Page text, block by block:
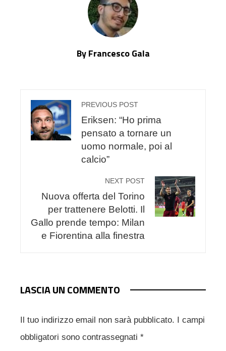
By Francesco Gala
PREVIOUS POST
Eriksen: “Ho prima
pensato a tornare un
uomo normale, poi al
calcio”
NEXT POST
Nuova offerta del Torino
per trattenere Belotti. Il
Gallo prende tempo: Milan
e Fiorentina alla finestra
LASCIA UN COMMENTO
Il tuo indirizzo email non sarà pubblicato. I campi
obbligatori sono contrassegnati *